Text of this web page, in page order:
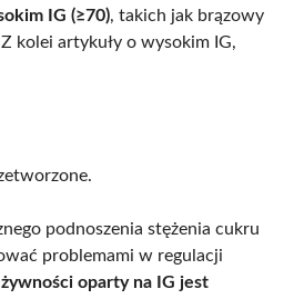
IG (≥70), takich jak brązowy
kolei artykuły o wysokim IG,
podnoszenia stężenia cukru
problemami w regulacji
oparty na IG jest